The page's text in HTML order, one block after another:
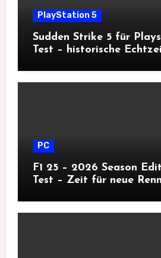
PlayStation 5
Sudden Strike 5 für
Test – historische
PC
F1 25 – 2026 Season
Test – Zeit für neue